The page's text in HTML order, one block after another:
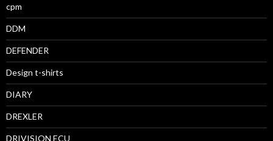
cpm
DDM
DEFENDER
Design t-shirts
DIARY
DREXLER
DRIVISION ECU